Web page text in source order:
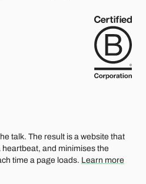
please call
please call
talk. The result is a website that
heartbeat, and minimises the
time a page loads. Learn more